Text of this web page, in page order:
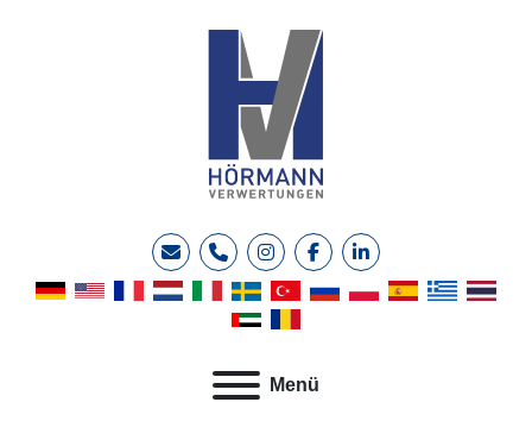
E-MailTelefoninstagramfacebooklinkedin
Menü